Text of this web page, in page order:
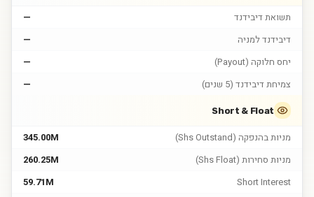
תשואת דיבידנד
—
דיבידנד למניה
—
יחס חלוקה (Payout)
—
צמיחת דיבידנד (5 שנים)
—
Short & Float
מניות בהנפקה (Shs Outstand)
345.00M
מניות סחירות (Shs Float)
260.25M
Short Interest
59.71M